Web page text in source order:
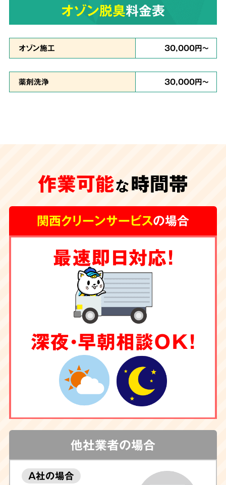
6 原状回復・復旧工事など
リフォームも対応
特殊清掃が遅れ、臭いや汚れが内装の下地にま
で及んでしまうと、その根源を取り除く為に内
装工事が必要な場合もございます。グループ会
社に工務店を有する弊社では清掃からリフォー
ムまで一手にお引き受けしております。
オゾン脱臭料金表
オゾン施工 30,000円～
薬剤洗浄 30,000円～
作業可能な時間帯
関西クリーンサービスの場合
最速即日対応！
深夜・早朝相談OK！
他社業者の場合
A社の場合